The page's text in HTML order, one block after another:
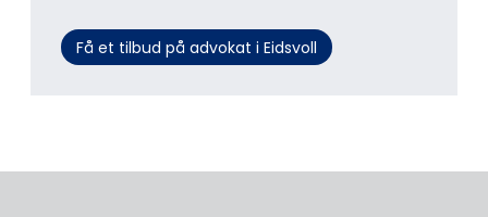
Få et tilbud på advokat i Eidsvoll